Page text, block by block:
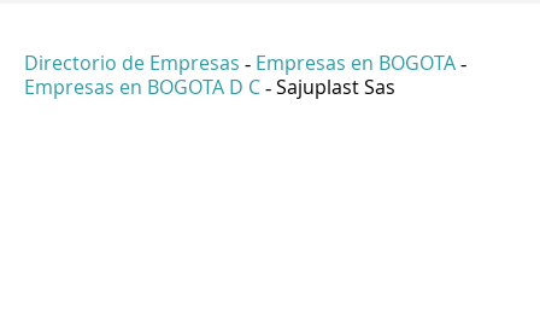
Directorio de Empresas - Empresas en BOGOTA -
Empresas en BOGOTA D C - Sajuplast Sas